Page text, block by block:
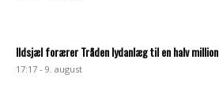
Ildsjæl forærer Tråden lydanlæg til en halv million
17:17 - 9. august